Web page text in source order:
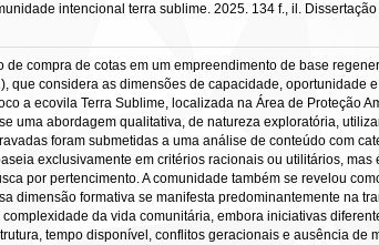
intencional terra sublime. 2025. 134 f., il.
compra de cotas em um empreendimento de base
considera as dimensões de capacidade, oportunidade
a ecovila Terra Sublime, localizada na Área de Proteção
uma abordagem qualitativa, de natureza exploratória,
foram submetidas a uma análise de conteúdo com
exclusivamente em critérios racionais ou utilitários, mas
por pertencimento. A comunidade também se revelou
dimensão formativa se manifesta predominantemente na
da vida comunitária, embora iniciativas
tempo disponível, conflitos geracionais e ausência de